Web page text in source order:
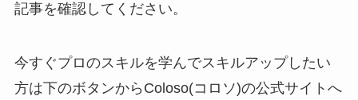
記事を確認してください。
今すぐプロのスキルを学んでスキルアップしたい
方は下のボタンからColoso(コロソ)の公式サイトへ